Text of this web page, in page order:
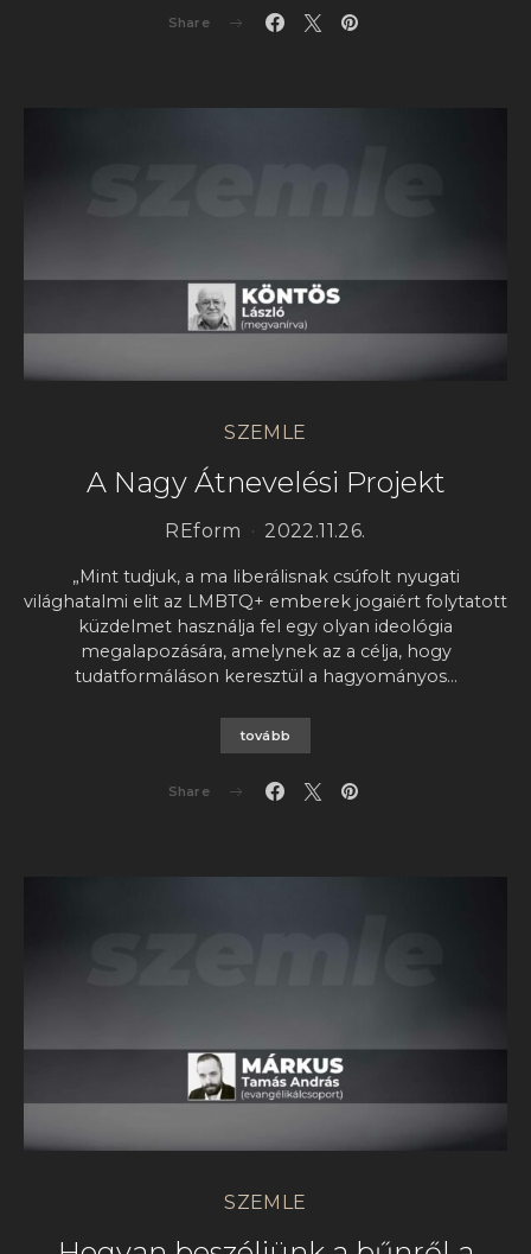
Share
SZEMLE
A Nagy Átnevelési Projekt
REform 2022.11.26.
„Mint tudjuk, a ma liberálisnak csúfolt nyugati
világhatalmi elit az LMBTQ+ emberek jogaiért folytatott
küzdelmet használja fel egy olyan ideológia
megalapozására, amelynek az a célja, hogy
tudatformáláson keresztül a hagyományos…
tovább
Share
SZEMLE